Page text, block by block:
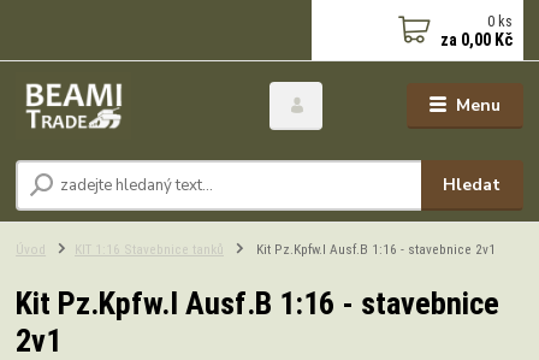
Menu
Hledat
0 ks
za 0,00 Kč
Úvod KIT 1:16 Stavebnice tanků Kit Pz.Kpfw.I Ausf.B 1:16 - stavebnice 2v1
Kit Pz.Kpfw.I Ausf.B 1:16 - stavebnice
2v1